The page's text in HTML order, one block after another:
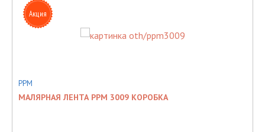
Акция
PPM
МАЛЯРНАЯ ЛЕНТА PPM 3009 КОРОБКА